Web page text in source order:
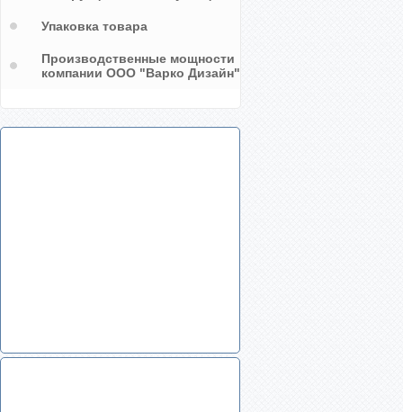
Упаковка товара
Производственные мощности
компании ООО "Варко Дизайн"